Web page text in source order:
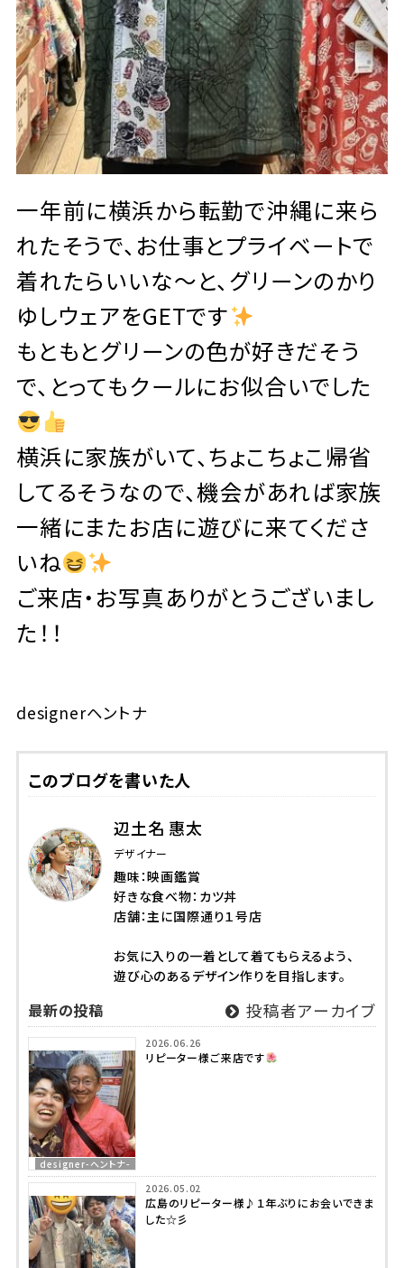
一年前に横浜から転勤で沖縄に来ら
れたそうで、お仕事とプライベートで
着れたらいいな〜と、グリーンのかり
ゆしウェアをGETです
もともとグリーンの色が好きだそう
で、とってもクールにお似合いでした
横浜に家族がいて、ちょこちょこ帰省
してるそうなので、機会があれば家族
一緒にまたお店に遊びに来てくださ
いね
ご来店・お写真ありがとうございまし
た！！
designerヘントナ
このブログを書いた人
辺土名 惠太
デザイナー
趣味：映画鑑賞
好きな食べ物：カツ丼
店舗：主に国際通り１号店
お気に入りの一着として着てもらえるよう、
遊び心のあるデザイン作りを目指します。
最新の投稿 投稿者アーカイブ
designer-ヘントナ-
2026.06.26
リピーター様ご来店です
2026.05.02
広島のリピーター様♪１年ぶりにお会いできま
した☆彡